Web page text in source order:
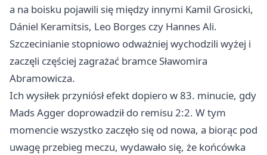
a na boisku pojawili się między innymi Kamil Grosicki,
Dániel Keramitsis, Leo Borges czy Hannes Ali.
Szczecinianie stopniowo odważniej wychodzili wyżej i
zaczęli częściej zagrażać bramce Sławomira
Abramowicza.
Ich wysiłek przyniósł efekt dopiero w 83. minucie, gdy
Mads Agger doprowadził do remisu 2:2. W tym
momencie wszystko zaczęło się od nowa, a biorąc pod
uwagę przebieg meczu, wydawało się, że końcówka